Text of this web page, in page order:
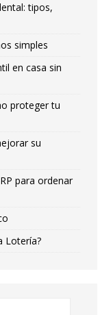
tipos,
simples
en casa sin
proteger tu
su
para ordenar
Lotería?